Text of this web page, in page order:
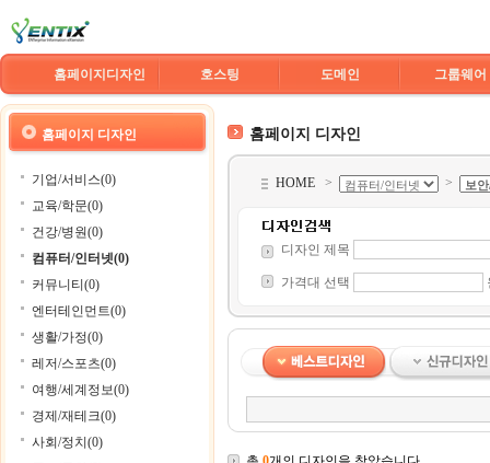
홈페이지디자인 호스팅 도메인 그룹웨어
홈페이지 디자인
기업/서비스(0)
교육/학문(0)
건강/병원(0)
컴퓨터/인터넷(0)
커뮤니티(0)
엔터테인먼트(0)
생활/가정(0)
레저/스포츠(0)
여행/세계정보(0)
경제/재테크(0)
사회/정치(0)
홈페이지 디자인
HOME > >
디자인 제목
가격대 선택